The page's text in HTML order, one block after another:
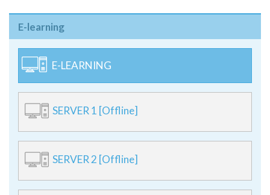
E-learning
E-LEARNING
SERVER 1 [Offline]
SERVER 2 [Offline]